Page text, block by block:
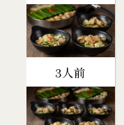
3人前